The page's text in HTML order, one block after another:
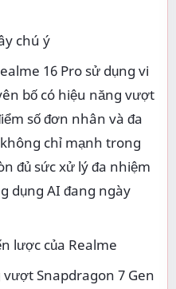
chú ý
16 Pro sử dụng vi
bố có hiệu năng vượt
số đơn nhân và đa
chỉ mạnh trong
đủ sức xử lý đa nhiệm
dụng AI đang ngày
lược của Realme
Snapdragon 7 Gen